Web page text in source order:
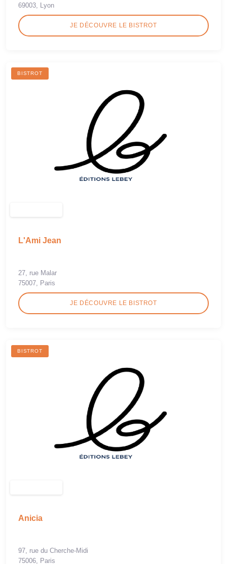
69003, Lyon
JE DÉCOUVRE LE BISTROT
BISTROT
L'Ami Jean
27, rue Malar
75007, Paris
JE DÉCOUVRE LE BISTROT
BISTROT
Anicia
97, rue du Cherche-Midi
75006, Paris